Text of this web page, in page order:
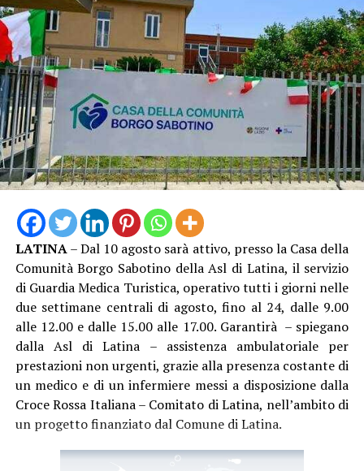
LATINA– Dal 10 agosto sarà attivo, presso la Casa della
Comunità Borgo Sabotino della Asl di Latina, il servizio
di Guardia Medica Turistica, operativo tutti i giorni nelle
due settimane centrali di agosto, fino al 24, dalle 9.00
alle 12.00 e dalle 15.00 alle 17.00. Garantirà – spiegano
dalla Asl di Latina – assistenza ambulatoriale per
prestazioni non urgenti, grazie alla presenza costante di
un medico e di un infermiere messi a disposizione dalla
Croce Rossa Italiana – Comitato di Latina, nell’ambito di
un progetto finanziato dal Comune di Latina.